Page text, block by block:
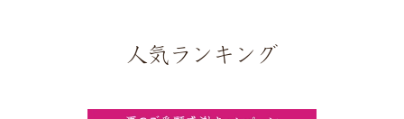
人気ランキング